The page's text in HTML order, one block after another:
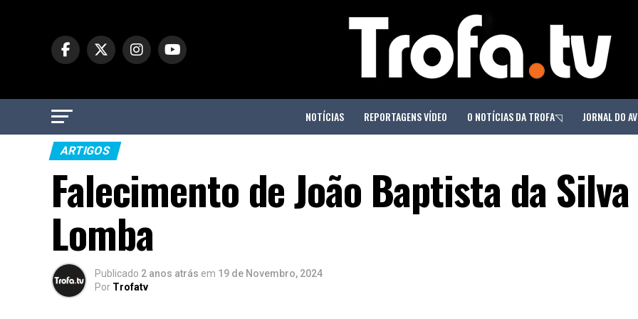
NOTÍCIAS REPORTAGENS VÍDEO O NOTÍCIAS DA TROFA◹ JORNAL DO
ARTIGOS
Falecimento de João Baptista da Silva
Lomba
Publicado 2 anos atrás em 19 de Novembro, 2024
Por Trofatv